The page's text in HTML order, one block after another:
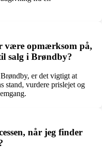
være opmærksom på,
salg i Brøndby?
er det vigtigt at
stand, vurdere prislejet og
når jeg finder